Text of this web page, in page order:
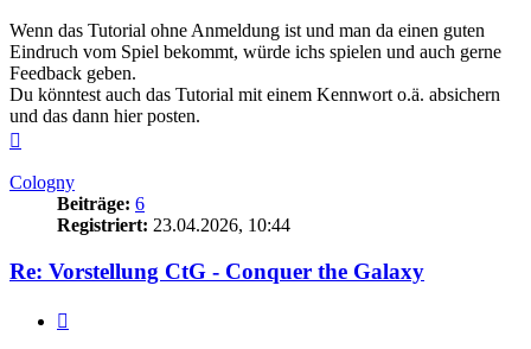
Wenn das Tutorial ohne Anmeldung ist und man da einen guten
Eindruch vom Spiel bekommt, würde ichs spielen und auch gerne
Feedback geben.
Du könntest auch das Tutorial mit einem Kennwort o.ä. absichern
und das dann hier posten.
Cologny
Beiträge: 6
Registriert: 23.04.2026, 10:44
Re: Vorstellung CtG - Conquer the Galaxy